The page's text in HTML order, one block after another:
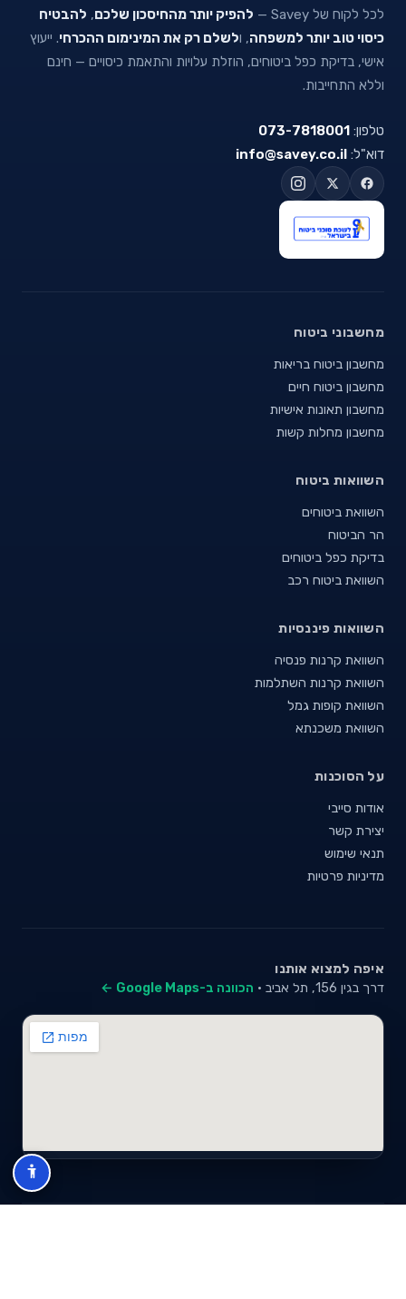
לכל לקוח של Savey —
להפיק יותר מהחיסכון שלכם, להבטיח
כיסוי טוב יותר למשפחה, ולשלם רק את המינימום ההכרחי. ייעוץ
אישי, בדיקת כפל ביטוחים, הוזלת עלויות והתאמת כיסויים — חינם
וללא התחייבות.
טלפון: 073-7818001
דוא"ל: info@savey.co.il
מחשבוני ביטוח
מחשבון ביטוח בריאות
מחשבון ביטוח חיים
מחשבון תאונות אישיות
מחשבון מחלות קשות
השוואות ביטוח
השוואת ביטוחים
הר הביטוח
בדיקת כפל ביטוחים
השוואת ביטוח רכב
השוואות פיננסיות
השוואת קרנות פנסיה
השוואת קרנות השתלמות
השוואת קופות גמל
השוואת משכנתא
על הסוכנות
אודות סייבי
יצירת קשר
תנאי שימוש
מדיניות פרטיות
איפה למצוא אותנו
דרך בגין 156, תל אביב · הכוונה ב-Google Maps ←